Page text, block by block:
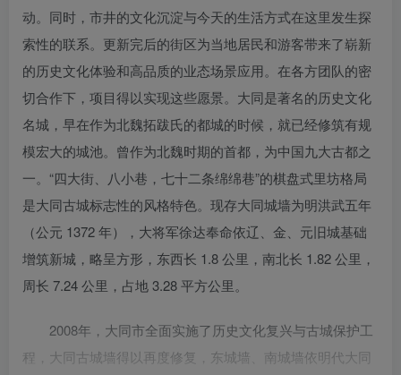
动。同时，市井的文化沉淀与今天的生活方式在这里发生探
索性的联系。更新完后的街区为当地居民和游客带来了崭新
的历史文化体验和高品质的业态场景应用。在各方团队的密
切合作下，项目得以实现这些愿景。大同是著名的历史文化
名城，早在作为北魏拓跋氏的都城的时候，就已经修筑有规
模宏大的城池。曾作为北魏时期的首都，为中国九大古都之
一。“四大街、八小巷，七十二条绵绵巷”的棋盘式里坊格局
是大同古城标志性的风格特色。现存大同城墙为明洪武五年
（公元 1372 年），大将军徐达奉命依辽、金、元旧城基础
增筑新城，略呈方形，东西长 1.8 公里，南北长 1.82 公里，
周长 7.24 公里，占地 3.28 平方公里。
2008年，大同市全面实施了历史文化复兴与古城保护工
程，大同古城墙得以再度修复，东城墙、南城墙依明代大同